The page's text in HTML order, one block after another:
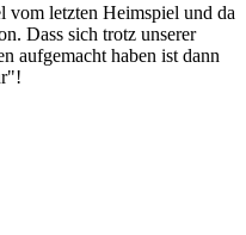
letzten Heimspiel und da
Dass sich trotz unserer
aufgemacht haben ist dann